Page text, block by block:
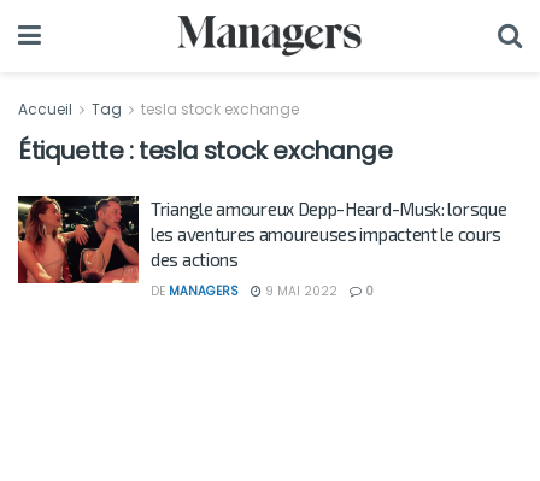
Accueil Tag tesla stock exchange
Étiquette :tesla stock exchange
Triangle amoureux Depp-Heard-Musk: lorsque
les aventures amoureuses impactent le cours
des actions
DE MANAGERS 9 MAI 2022 0